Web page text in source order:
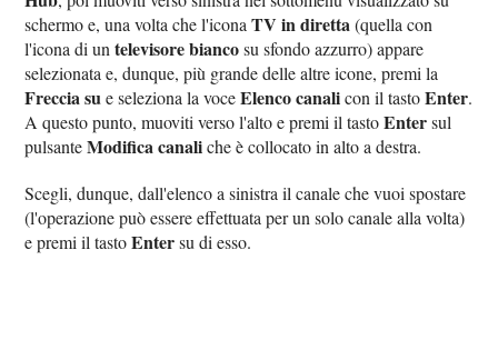
schermo e, una volta che l'iconaTV in diretta (quella con
l'icona di untelevisore biancosu sfondo azzurro) appare
selezionata e, dunque, più grande delle altre icone, premi la
Freccia su e seleziona la voceElenco canalicon il tastoEnter.
A questo punto, muoviti verso l'alto e premi il tastoEntersul
pulsanteModifica canaliche è collocato in alto a destra.
Scegli, dunque, dall'elenco a sinistra il canale che vuoi spostare
(l'operazione può essere effettuata per un solo canale alla volta)
e premi il tastoEntersu di esso.